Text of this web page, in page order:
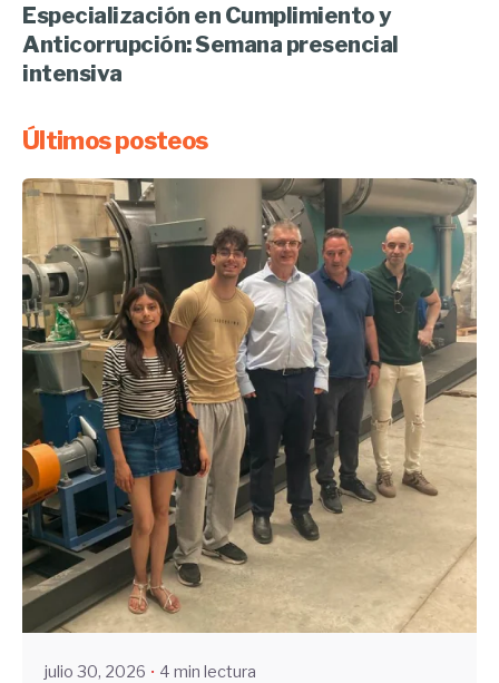
Especialización en Cumplimiento y
Anticorrupción: Semana presencial
intensiva
Últimos posteos
Enviado por
UHE
julio 30, 2026 4 min lectura